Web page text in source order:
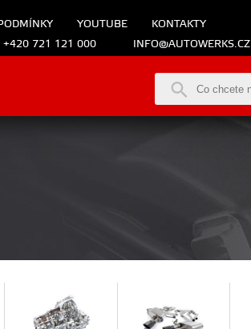
YOUTUBE
KONTAKTY
+420 721 121 000
INFO@AUTOWERKS.CZ